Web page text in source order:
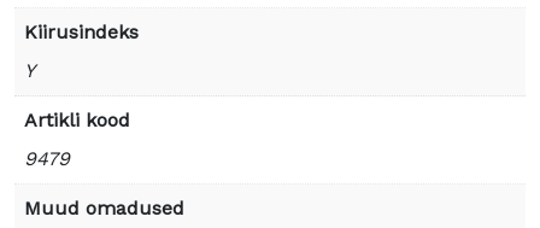
Kiirusindeks
Y
Artikli kood
9479
Muud omadused